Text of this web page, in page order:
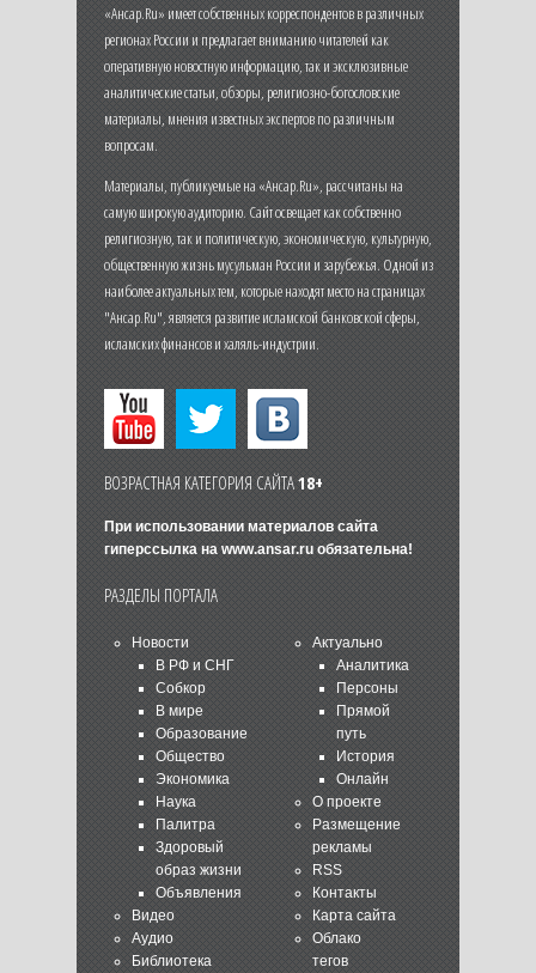
«Ансар.Ru» имеет собственных корреспондентов в различных
регионах России и предлагает вниманию читателей как
оперативную новостную информацию, так и эксклюзивные
аналитические статьи, обзоры, религиозно-богословские
материалы, мнения известных экспертов по различным
вопросам.
Материалы, публикуемые на «Ансар.Ru», рассчитаны на
самую широкую аудиторию. Сайт освещает как собственно
религиозную, так и политическую, экономическую, культурную,
общественную жизнь мусульман России и зарубежья. Одной из
наиболее актуальных тем, которые находят место на страницах
"Ансар.Ru", является развитие исламской банковской сферы,
исламских финансов и халяль-индустрии.
ВОЗРАСТНАЯ КАТЕГОРИЯ САЙТА18+
При использовании материалов сайта
гиперссылка на www.ansar.ruобязательна!
РАЗДЕЛЫ ПОРТАЛА
Новости
В РФ и СНГ
Собкор
В мире
Образование
Общество
Экономика
Наука
Палитра
Здоровый
образ жизни
Объявления
Видео
Аудио
Библиотека
Актуально
Аналитика
Персоны
Прямой
путь
История
Онлайн
О проекте
Размещение
рекламы
RSS
Контакты
Карта сайта
Облако
тегов